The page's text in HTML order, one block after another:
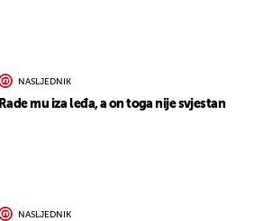
NASLJEDNIK
Rade mu iza leđa, a on toga nije svjestan
NASLJEDNIK